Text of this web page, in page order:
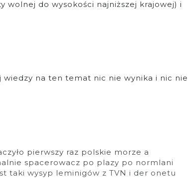
do wysokości najniższej krajowej) i
na ten temat nic nie wynika i nic nie
pierwszy raz polskie morze a
spacerowacz po plazy po normlani
taki wysyp leminigów z TVN i der onetu